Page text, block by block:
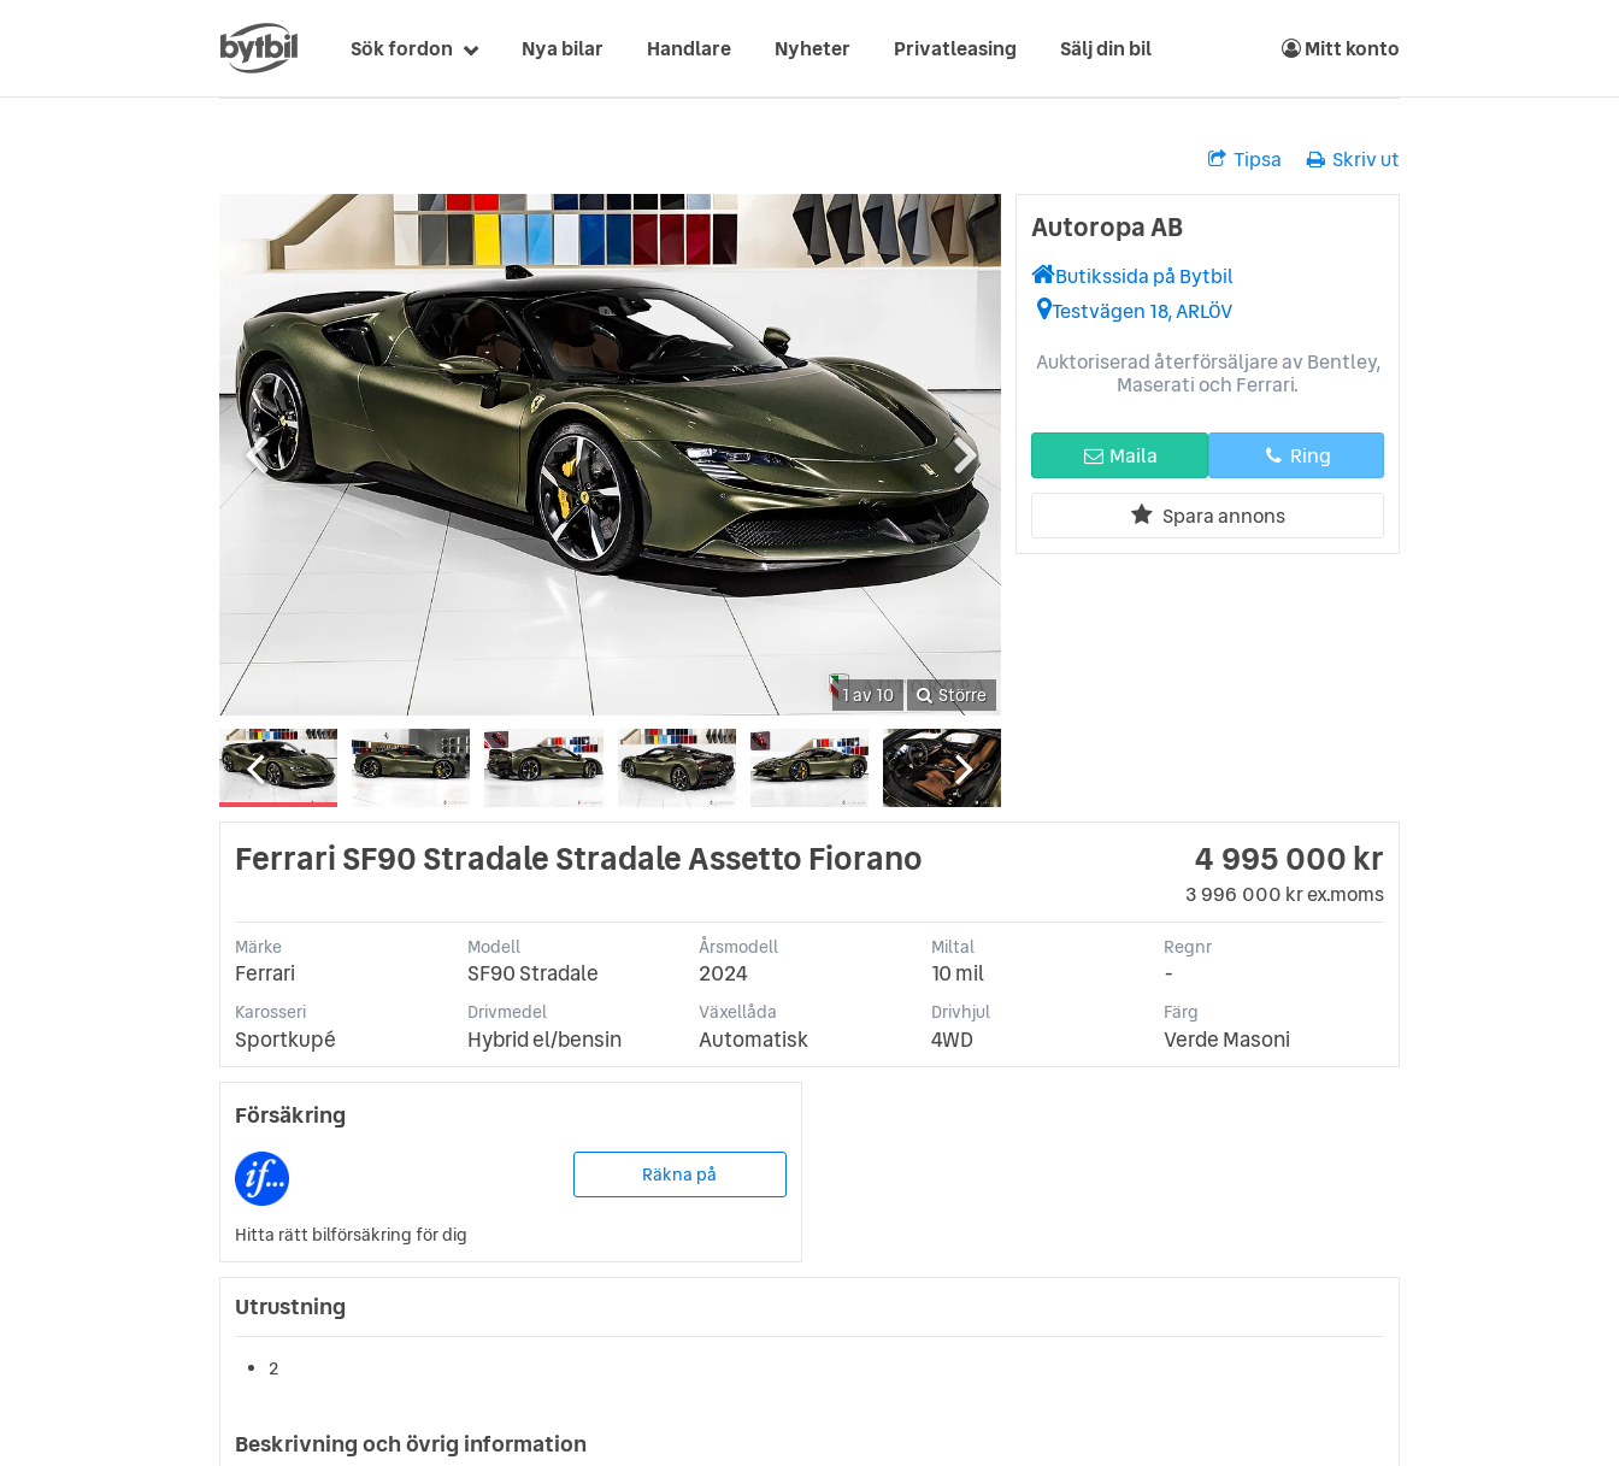
Sök fordon Nya bilar Handlare Nyheter Privatleasing Sälj din bil Mitt konto
Tipsa Skriv ut
1 av 10 Större
Autoropa AB
Butikssida på Bytbil
Testvägen 18, ARLÖV
Auktoriserad återförsäljare av Bentley,
Maserati och Ferrari.
Maila Ring
Spara annons
Ferrari SF90 Stradale Stradale Assetto Fiorano 4 995 000 kr
3 996 000 kr ex.moms
Märke
Ferrari
Modell
SF90 Stradale
Årsmodell
2024
Miltal
10 mil
Regnr
-
Karosseri
Sportkupé
Drivmedel
Hybrid el/bensin
Växellåda
Automatisk
Drivhjul
4WD
Färg
Verde Masoni
Försäkring
Räkna på
Hitta rätt bilförsäkring för dig
Utrustning
2
Beskrivning och övrig information